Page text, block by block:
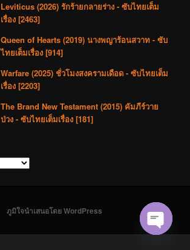
Leviticus (2026) รักร้ายกลายร่าง - ซับไทยเต็ม
เรื่อง [2463]
Queen of Hearts (2019) นางพญาร้อนสวาท - ซับ
ไทยเต็มเรื่อง [914]
Warfare (2025) ชั่วโมงสงครามเดือด - ซับไทยเต็ม
เรื่อง [2203]
The Brand New Testament (2015) คัมภีร์วาย
ป่วง - ซับไทยเต็มเรื่อง [181]
ภูมิใจนำเสนอโดย WordPress